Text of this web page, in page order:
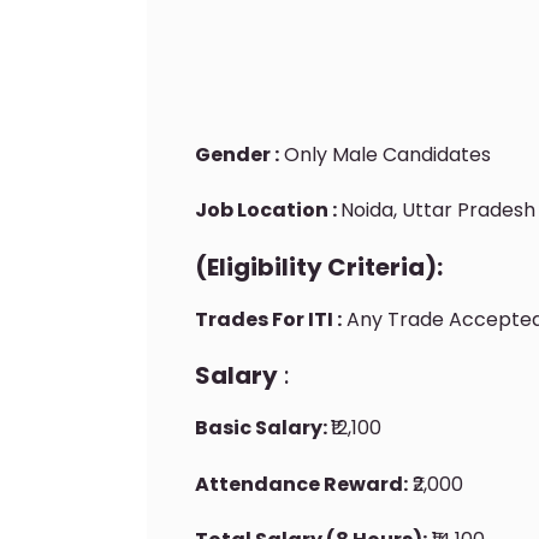
Gender :Only Male Candidates
Job Location :Noida, Uttar Pradesh
(Eligibility Criteria):
Trades For ITI :Any Trade
Salary :
Basic Salary:₹12,100
Attendance Reward:₹2,000